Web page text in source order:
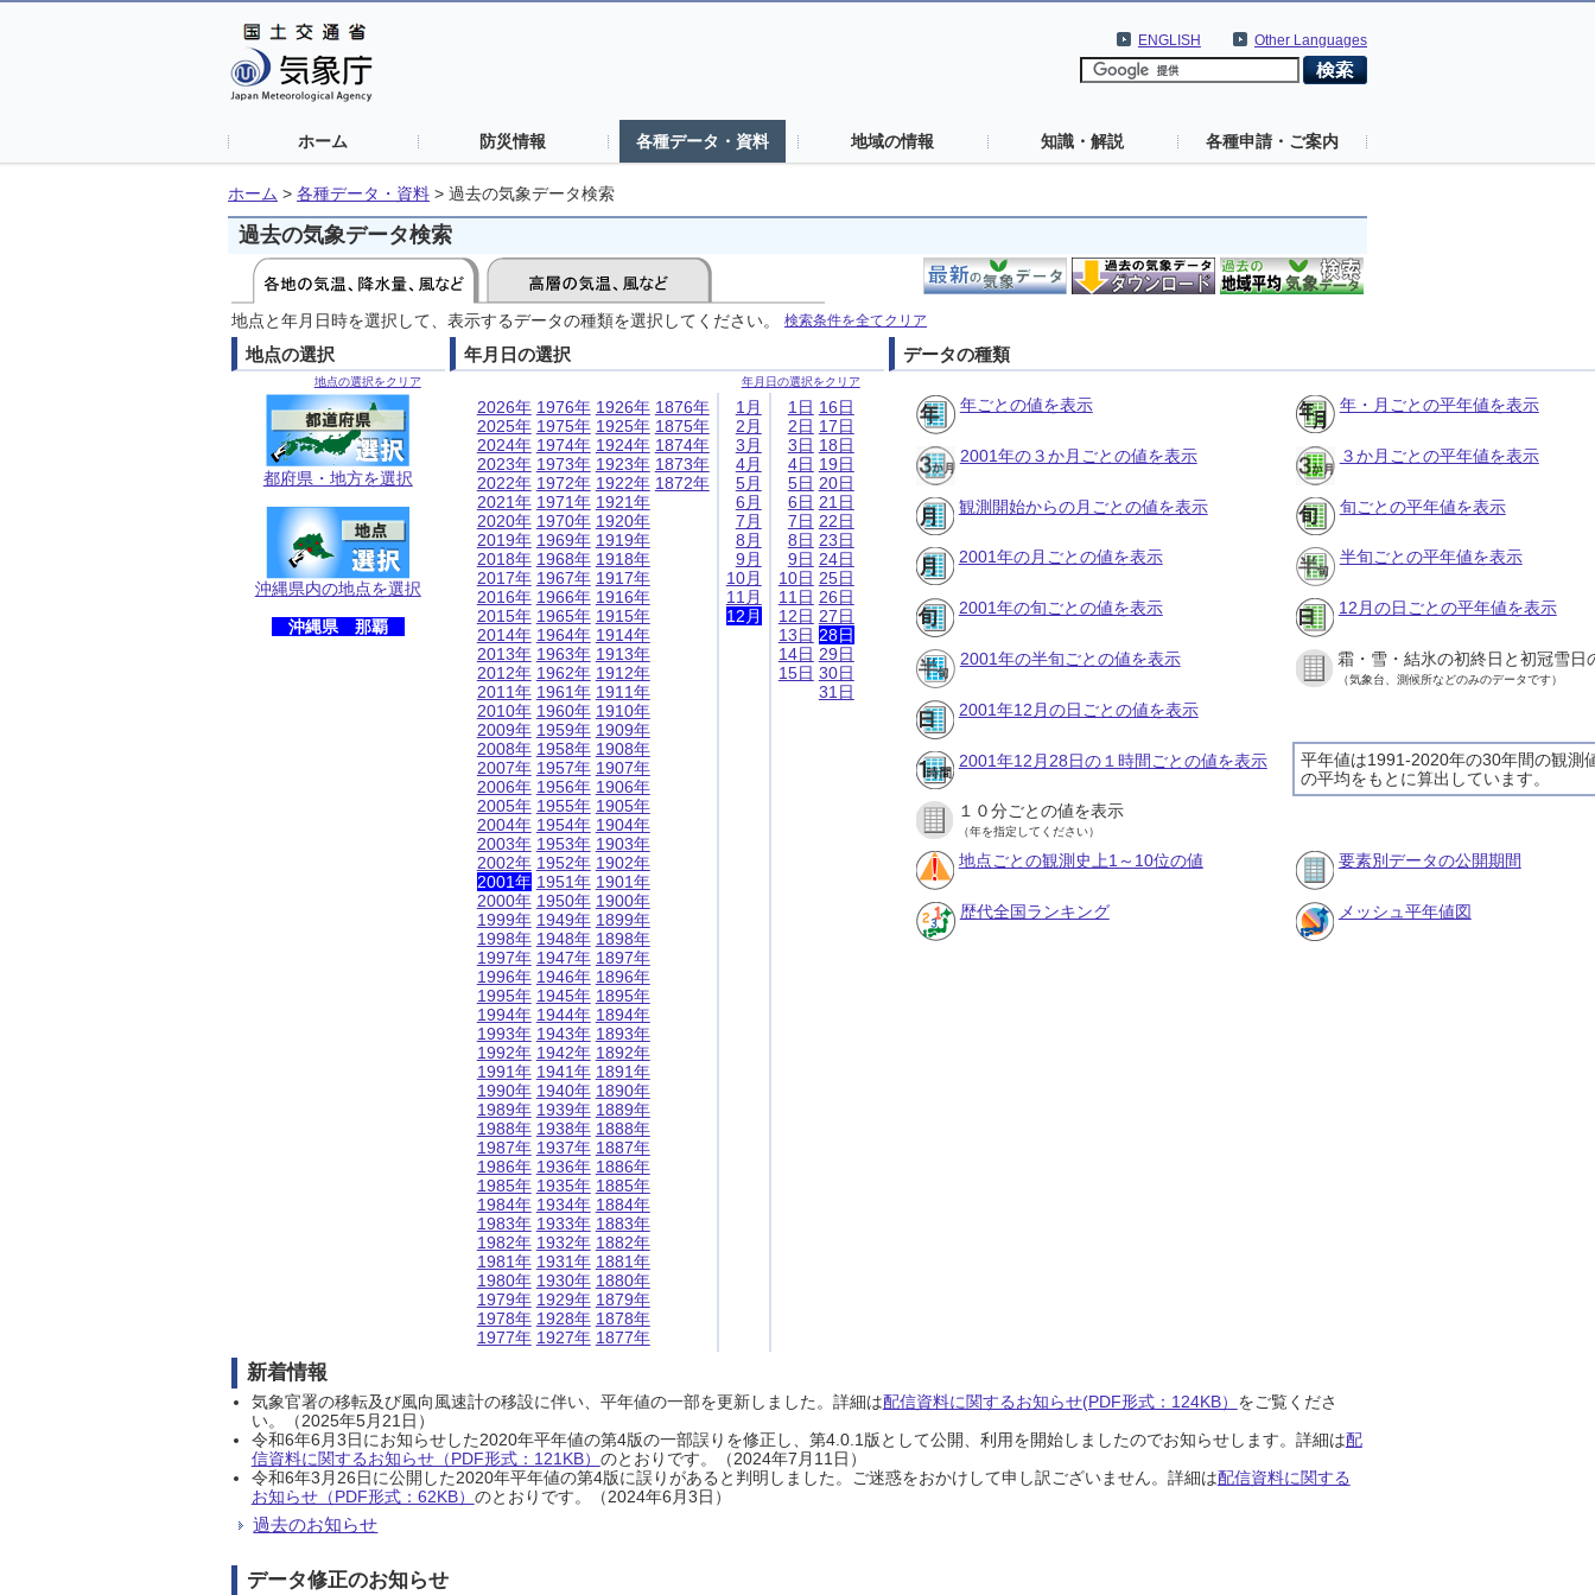
Other Languages
ENGLISH
ホーム 防災情報 各種データ・資料 地域の情報 知識・解説 各種申請・ご案内
ホーム > 各種データ・資料 > 過去の気象データ検索
過去の気象データ検索
地点と年月日時を選択して、表示するデータの種類を選択してください。 検索条件を全てクリア
地点の選択
地点の選択をクリア
都府県・地方を選択
沖縄県内の地点を選択
沖縄県 那覇
年月日の選択
年月日の選択をクリア
2026年
2025年
2024年
2023年
2022年
2021年
2020年
2019年
2018年
2017年
2016年
2015年
2014年
2013年
2012年
2011年
2010年
2009年
2008年
2007年
2006年
2005年
2004年
2003年
2002年
2001年
2000年
1999年
1998年
1997年
1996年
1995年
1994年
1993年
1992年
1991年
1990年
1989年
1988年
1987年
1986年
1985年
1984年
1983年
1982年
1981年
1980年
1979年
1978年
1977年
1976年
1975年
1974年
1973年
1972年
1971年
1970年
1969年
1968年
1967年
1966年
1965年
1964年
1963年
1962年
1961年
1960年
1959年
1958年
1957年
1956年
1955年
1954年
1953年
1952年
1951年
1950年
1949年
1948年
1947年
1946年
1945年
1944年
1943年
1942年
1941年
1940年
1939年
1938年
1937年
1936年
1935年
1934年
1933年
1932年
1931年
1930年
1929年
1928年
1927年
1926年
1925年
1924年
1923年
1922年
1921年
1920年
1919年
1918年
1917年
1916年
1915年
1914年
1913年
1912年
1911年
1910年
1909年
1908年
1907年
1906年
1905年
1904年
1903年
1902年
1901年
1900年
1899年
1898年
1897年
1896年
1895年
1894年
1893年
1892年
1891年
1890年
1889年
1888年
1887年
1886年
1885年
1884年
1883年
1882年
1881年
1880年
1879年
1878年
1877年
1876年
1875年
1874年
1873年
1872年
1月
2月
3月
4月
5月
6月
7月
8月
9月
10月
11月
12月
1日
2日
3日
4日
5日
6日
7日
8日
9日
10日
11日
12日
13日
14日
15日
16日
17日
18日
19日
20日
21日
22日
23日
24日
25日
26日
27日
28日
29日
30日
31日
データの種類
年ごとの値を表示 年・月ごとの平年値を表示
2001年の３か月ごとの値を表示 ３か月ごとの平年値を表示
観測開始からの月ごとの値を表示 旬ごとの平年値を表示
2001年の月ごとの値を表示 半旬ごとの平年値を表示
2001年の旬ごとの値を表示 12月の日ごとの平年値を表示
2001年の半旬ごとの値を表示 霜・雪・結氷の初終日と初冠雪日
（気象台、測候所などのみのデータです）
2001年12月の日ごとの値を表示
平年値は1991-2020年の30年間の観測
の平均をもとに算出しています。
2001年12月28日の１時間ごとの値を表示
１０分ごとの値を表示
（年を指定してください）
地点ごとの観測史上1～10位の値 要素別データの公開期間
歴代全国ランキング メッシュ平年値図
新着情報
気象官署の移転及び風向風速計の移設に伴い、平年値の一部を更新しました。詳細は配信資料に関するお知らせ(PDF形式：124KB） をご覧くださ
い。（2025年5月21日）
令和6年6月3日にお知らせした2020年平年値の第4版の一部誤りを修正し、第4.0.1版として公開、利用を開始しましたのでお知らせします。詳細は配
信資料に関するお知らせ（PDF形式：121KB） のとおりです。（2024年7月11日）
令和6年3月26日に公開した2020年平年値の第4版に誤りがあると判明しました。ご迷惑をおかけして申し訳ございません。詳細は配信資料に関する
お知らせ（PDF形式：62KB） のとおりです。（2024年6月3日）
過去のお知らせ
データ修正のお知らせ